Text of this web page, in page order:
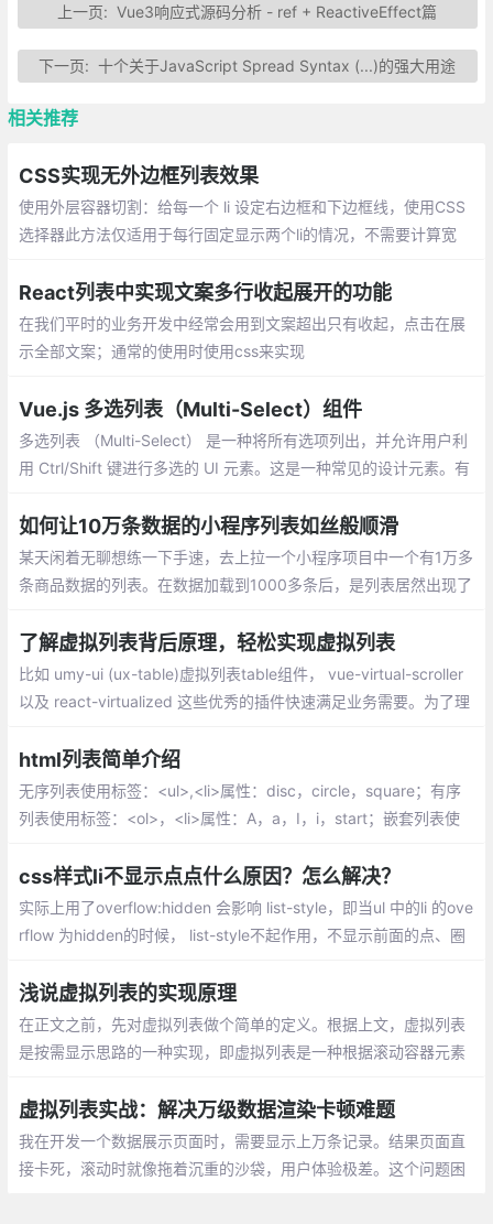
上一页:Vue3响应式源码分析 - ref + ReactiveEffect篇
下一页:十个关于JavaScript Spread Syntax (...)的强大用途
相关推荐
CSS实现无外边框列表效果
使用外层容器切割：给每一个 li 设定右边框和下边框线，使用CSS
选择器此方法仅适用于每行固定显示两个li的情况，不需要计算宽
ld(2)和li:last-child隐藏最后两个li的下边框
React列表中实现文案多行收起展开的功能
在我们平时的业务开发中经常会用到文案超出只有收起，点击在展
示全部文案；通常的使用时使用css来实现
Vue.js 多选列表（Multi-Select）组件
多选列表 （Multi-Select） 是一种将所有选项列出，并允许用户利
用 Ctrl/Shift 键进行多选的 UI 元素。这是一种常见的设计元素。有
如何让10万条数据的小程序列表如丝般顺滑
某天闲着无聊想练一下手速，去上拉一个小程序项目中一个有1万多
条商品数据的列表。在数据加载到1000多条后，是列表居然出现了
了解虚拟列表背后原理，轻松实现虚拟列表
比如 umy-ui (ux-table)虚拟列表table组件， vue-virtual-scroller
以及 react-virtualized 这些优秀的插件快速满足业务需要。为了理
望在实际业务项目中能带来一些思考和帮助。
html列表简单介绍
无序列表使用标签：<ul>,<li>属性：disc，circle，square；有序
列表使用标签：<ol>，<li>属性：A，a，I，i，start；嵌套列表使
<dd>
css样式li不显示点点什么原因？怎么解决？
实际上用了overflow:hidden 会影响 list-style，即当ul 中的li 的ove
rflow 为hidden的时候， list-style不起作用，不显示前面的点、圈
浅说虚拟列表的实现原理
在正文之前，先对虚拟列表做个简单的定义。根据上文，虚拟列表
是按需显示思路的一种实现，即虚拟列表是一种根据滚动容器元素
虚拟列表实战：解决万级数据渲染卡顿难题
我在开发一个数据展示页面时，需要显示上万条记录。结果页面直
接卡死，滚动时就像拖着沉重的沙袋，用户体验极差。这个问题困